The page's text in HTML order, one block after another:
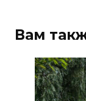
Вам